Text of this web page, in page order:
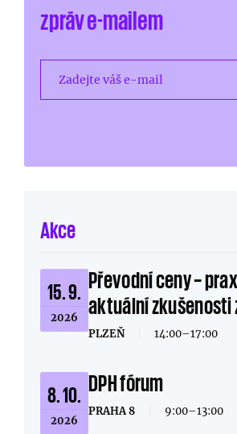
zpráv e-mailem
Zadejte váš e-mail
Akce
15. 9.
2026
Převodní ceny –
aktuální zkušenosti
PLZEŇ 14:00–17:00
8. 10.
2026
DPH fórum
PRAHA 8 9:00–13:00